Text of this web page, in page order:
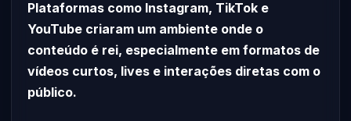
Plataformas como Instagram, TikTok e
YouTube criaram um ambiente onde o
conteúdo é rei, especialmente em formatos de
vídeos curtos, lives e interações diretas com o
público.